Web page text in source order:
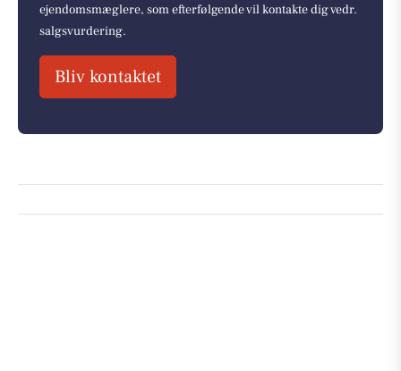
ejendomsmæglere, som efterfølgende vil kontakte dig vedr.
salgsvurdering.
Bliv kontaktet